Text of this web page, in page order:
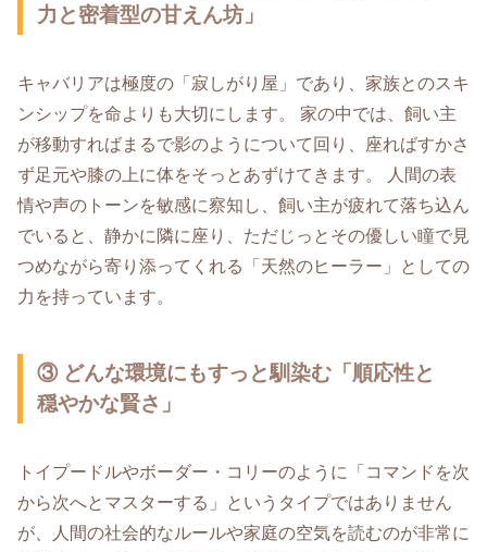
力と密着型の甘えん坊」
キャバリアは極度の「寂しがり屋」であり、家族とのスキ
ンシップを命よりも大切にします。 家の中では、飼い主
が移動すればまるで影のようについて回り、座ればすかさ
ず足元や膝の上に体をそっとあずけてきます。 人間の表
情や声のトーンを敏感に察知し、飼い主が疲れて落ち込ん
でいると、静かに隣に座り、ただじっとその優しい瞳で見
つめながら寄り添ってくれる「天然のヒーラー」としての
力を持っています。
③ どんな環境にもすっと馴染む「順応性と
穏やかな賢さ」
トイプードルやボーダー・コリーのように「コマンドを次
から次へとマスターする」というタイプではありません
が、人間の社会的なルールや家庭の空気を読むのが非常に